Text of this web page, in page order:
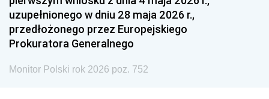
uzupełnionego w dniu 28 maja 2026 r.,
przedłożonego przez Europejskiego
Prokuratora Generalnego
Monitor Polski rok 2026 poz. 752